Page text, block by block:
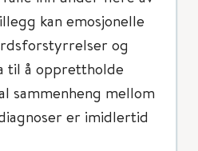
kan emosjonelle
og
til å opprettholde
sammenheng mellom
er imidlertid